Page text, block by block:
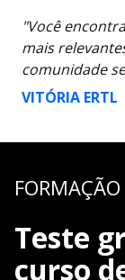
"Você
mais
comunidade
VITÓRIA ERTL
FORMAÇÃO
Teste
curso